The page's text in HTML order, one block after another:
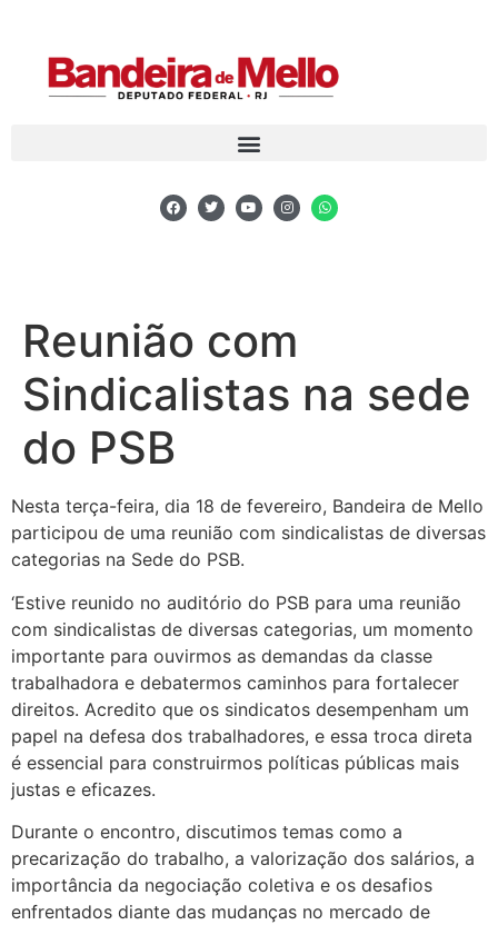
Reunião com
Sindicalistas na sede
do PSB
Nesta terça-feira, dia 18 de fevereiro, Bandeira de Mello
participou de uma reunião com sindicalistas de diversas
categorias na Sede do PSB.
‘Estive reunido no auditório do PSB para uma reunião
com sindicalistas de diversas categorias, um momento
importante para ouvirmos as demandas da classe
trabalhadora e debatermos caminhos para fortalecer
direitos. Acredito que os sindicatos desempenham um
papel na defesa dos trabalhadores, e essa troca direta
é essencial para construirmos políticas públicas mais
justas e eficazes.
Durante o encontro, discutimos temas como a
precarização do trabalho, a valorização dos salários, a
importância da negociação coletiva e os desafios
enfrentados diante das mudanças no mercado de